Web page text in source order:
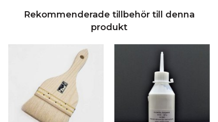
Rekommenderade tillbehör till denna
produkt